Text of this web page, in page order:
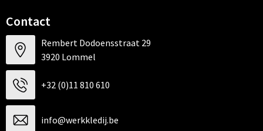
Contact
Rembert Dodoensstraat 29
3920 Lommel
+32 (0)11 810 610
info@werkkledij.be